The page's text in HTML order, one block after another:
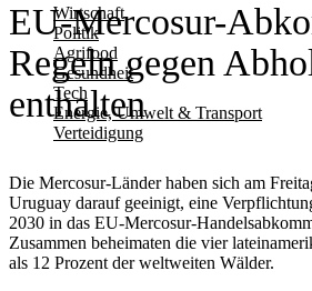
Wirtschaft
Politik
Agrifood
Gesundheit
Tech
Energie, Umwelt & Transport
Verteidigung
EU-Mercosur-
Regeln gegen
enthalten
Die Mercosur-Länder haben sich am
Uruguay darauf geeinigt, eine
2030 in das EU-Mercosur-
Zusammen beheimaten die vier
als 12 Prozent der weltweiten Wälder.